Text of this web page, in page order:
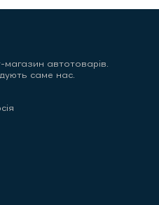
магазин автотоварів.
саме нас.